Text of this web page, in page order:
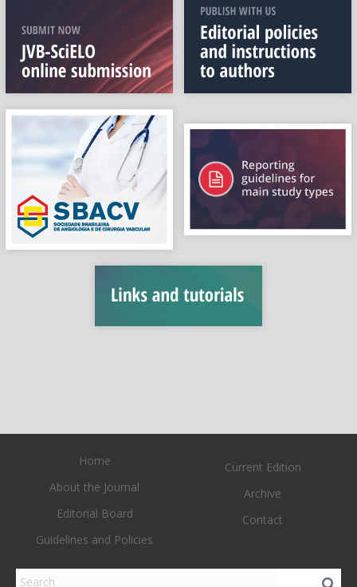
Home
About the Journal
Editorial Board
Guidelines and Policies
Current Edition
Archive
Contact